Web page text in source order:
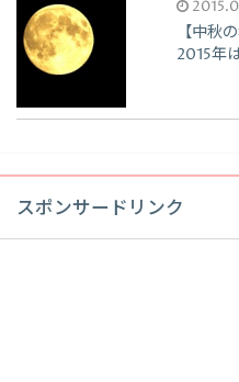
【中秋
2015年
スポンサードリンク